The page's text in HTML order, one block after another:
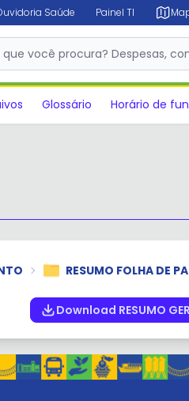
Saúde Painel TI
que você procura? Despesas,
Glossário Horário de
RESUMO FOLHA DE
Download RESUMO
✕